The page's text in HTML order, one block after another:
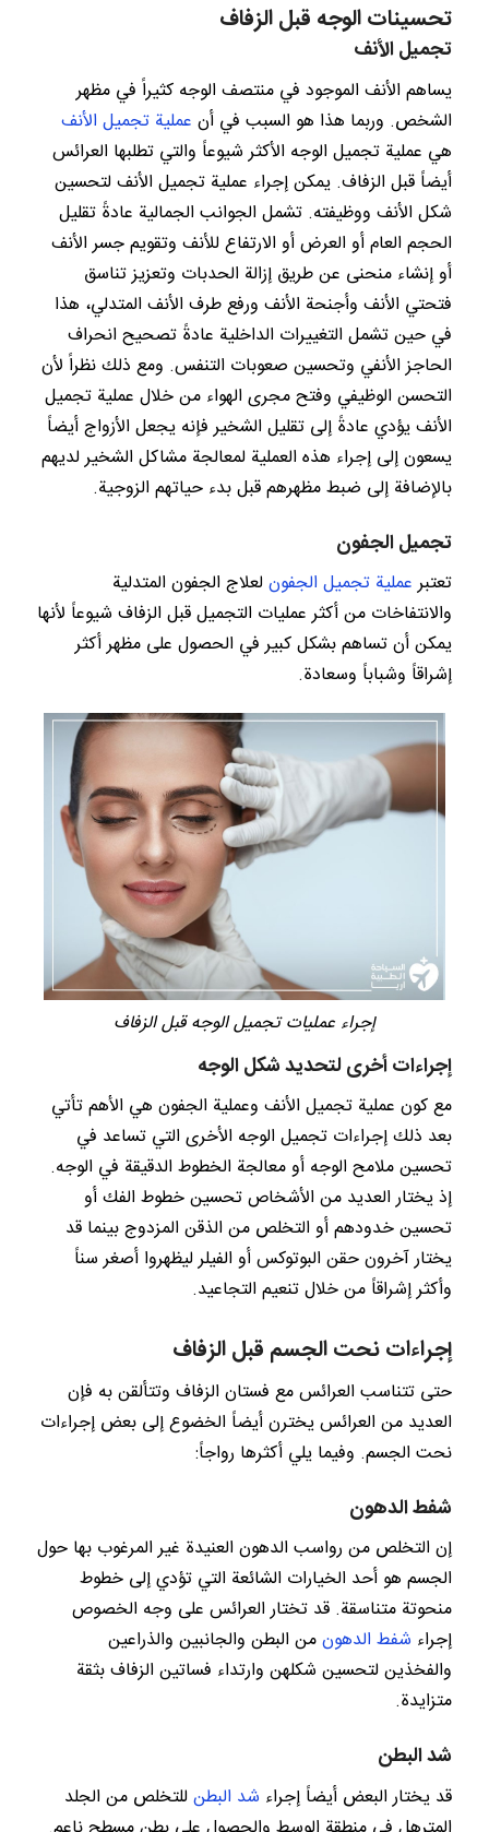
تحسينات الوجه قبل الزفاف
تجميل الأنف
يساهم الأنف الموجود في منتصف الوجه كثيراً في مظهر
الشخص. وربما هذا هو السبب في أن عملية تجميل الأنف
هي عملية تجميل الوجه الأكثر شيوعاً والتي تطلبها العرائس
أيضاً قبل الزفاف. يمكن إجراء عملية تجميل الأنف لتحسين
شكل الأنف ووظيفته. تشمل الجوانب الجمالية عادةً تقليل
الحجم العام أو العرض أو الارتفاع للأنف وتقويم جسر الأنف
أو إنشاء منحنى عن طريق إزالة الحدبات وتعزيز تناسق
فتحتي الأنف وأجنحة الأنف ورفع طرف الأنف المتدلي، هذا
في حين تشمل التغييرات الداخلية عادةً تصحيح انحراف
الحاجز الأنفي وتحسين صعوبات التنفس. ومع ذلك نظراً لأن
التحسن الوظيفي وفتح مجرى الهواء من خلال عملية تجميل
الأنف يؤدي عادةً إلى تقليل الشخير فإنه يجعل الأزواج أيضاً
يسعون إلى إجراء هذه العملية لمعالجة مشاكل الشخير لديهم
بالإضافة إلى ضبط مظهرهم قبل بدء حياتهم الزوجية.
تجميل الجفون
تعتبرعملية تجميل الجفونلعلاج الجفون المتدلية
والانتفاخات من أكثر عمليات التجميل قبل الزفاف شيوعاً لأنها
يمكن أن تساهم بشكل كبير في الحصول على مظهر أكثر
إشراقاً وشباباً وسعادة.
إجراء عمليات تجميل الوجه قبل الزفاف
إجراءات أخرى لتحديد شكل الوجه
مع كون عملية تجميل الأنف وعملية الجفون هي الأهم تأتي
بعد ذلك إجراءات تجميل الوجه الأخرى التي تساعد في
تحسين ملامح الوجه أو معالجة الخطوط الدقيقة في الوجه.
إذ يختار العديد من الأشخاص تحسين خطوط الفك أو
تحسين خدودهم أو التخلص من الذقن المزدوج بينما قد
يختار آخرون حقن البوتوكس أو الفيلر ليظهروا أصغر سناً
وأكثر إشراقاً من خلال تنعيم التجاعيد.
إجراءات نحت الجسم قبل الزفاف
حتى تتناسب العرائس مع فستان الزفاف وتتألقن به فإن
العديد من العرائس يخترن أيضاً الخضوع إلى بعض إجراءات
نحت الجسم. وفيما يلي أكثرها رواجاً:
شفط الدهون
إن التخلص من رواسب الدهون العنيدة غير المرغوب بها حول
الجسم هو أحد الخيارات الشائعة التي تؤدي إلى خطوط
منحوتة متناسقة. قد تختار العرائس على وجه الخصوص
إجراء شفط الدهونمن البطن والجانبين والذراعين
والفخذين لتحسين شكلهن وارتداء فساتين الزفاف بثقة
متزايدة.
شد البطن
قد يختار البعض أيضاً إجراء شد البطنللتخلص من الجلد